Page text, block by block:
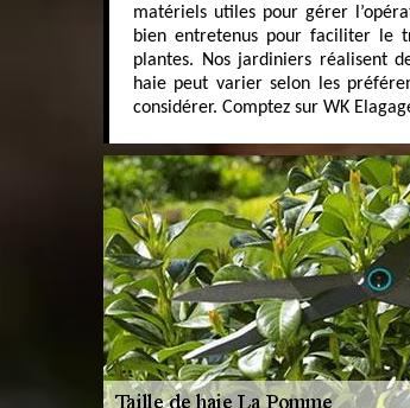
matériels utiles pour gérer
bien entretenus pour faciliter le
plantes. Nos jardiniers réalisent
haie peut varier selon les
considérer. Comptez sur WK